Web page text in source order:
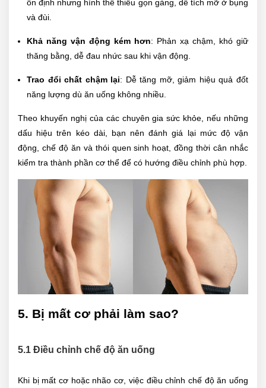
ổn định nhưng hình thể thiếu gọn gàng, dễ tích mỡ ở bụng
và đùi.
Khả năng vận động kém hơn: Phản xạ chậm, khó giữ
thăng bằng, dễ đau nhức sau khi vận động.
Trao đổi chất chậm lại: Dễ tăng mỡ, giảm hiệu quả đốt
năng lượng dù ăn uống không nhiều.
Theo khuyến nghị của các chuyên gia sức khỏe, nếu những
dấu hiệu trên kéo dài, bạn nên đánh giá lại mức độ vận
động, chế độ ăn và thói quen sinh hoạt, đồng thời cân nhắc
kiểm tra thành phần cơ thể để có hướng điều chỉnh phù hợp.
5. Bị mất cơ phải làm sao?
5.1 Điều chỉnh chế độ ăn uống
Khi bị mất cơ hoặc nhão cơ, việc điều chỉnh chế độ ăn uống